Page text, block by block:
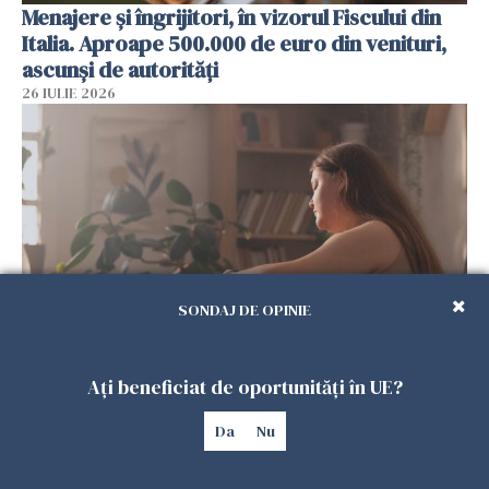
Menajere și îngrijitori, în vizorul Fiscului din
Italia. Aproape 500.000 de euro din venituri,
ascunși de autorități
26 IULIE 2026
arată ce se întâmplă cu sănătatea multor
SONDAJ DE OPINIE
Ați beneficiat de oportunități în UE?
Da Nu